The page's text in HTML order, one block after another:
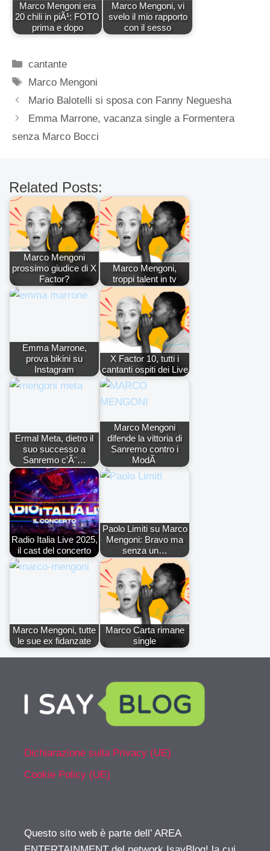
Marco Mengoni era
20 chili in piÃ¹: FOTO
prima e dopo
Marco Mengoni, vi
svelo il mio rapporto
con il sesso
Categorie
cantante
Tag
Marco Mengoni
Mario Balotelli si sposa con Fanny Neguesha
Emma Marrone, vacanza single a Formentera
senza Marco Bocci
Related Posts:
Marco Mengoni
prossimo giudice di X
Factor?
Marco Mengoni,
troppi talent in tv
Emma Marrone,
prova bikini su
Instagram
X Factor 10, tutti i
cantanti ospiti dei Live
Ermal Meta, dietro il
suo successo a
Sanremo c'Ã¨…
Marco Mengoni
difende la vittoria di
Sanremo contro i
ModÃ
Radio Italia Live 2025,
il cast del concerto
Paolo Limiti su Marco
Mengoni: Bravo ma
senza un…
Marco Mengoni, tutte
le sue ex fidanzate
Marco Carta rimane
single
Dichiarazione sulla Privacy (UE)
Cookie Policy (UE)
Questo sito web è parte dell’ AREA